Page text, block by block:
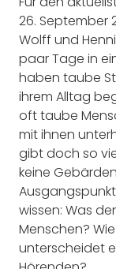
26. September
Wolff und
paar Tage in
haben taube
ihrem Alltag
oft taube
mit ihnen
gibt doch so
keine
wissen: Was
Menschen?
unterscheidet